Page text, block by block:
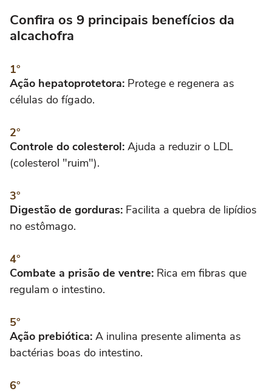
Confira os 9 principais benefícios da
alcachofra
Ação hepatoprotetora: Protege e regenera as
células do fígado.
Controle do colesterol: Ajuda a reduzir o LDL
(colesterol "ruim").
Digestão de gorduras: Facilita a quebra de lipídios
no estômago.
Combate a prisão de ventre: Rica em fibras que
regulam o intestino.
Ação prebiótica: A inulina presente alimenta as
bactérias boas do intestino.